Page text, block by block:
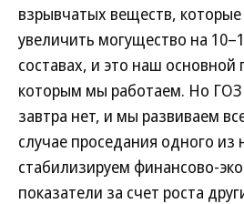
взрывчатых веществ,
увеличить могущество на
составах, и это наш основной
которым мы работаем. Но ГОЗ
завтра нет, и мы развиваем
случае проседания одного из
стабилизируем финансово-
показатели за счет роста